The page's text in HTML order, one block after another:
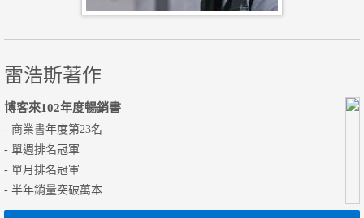
雷浩斯著作
博客來102年度暢銷書
- 商業書年度第23名
- 單週排名冠軍
- 單月排名冠軍
- 半年銷量突破萬本